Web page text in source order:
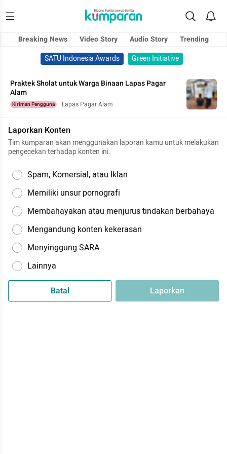
Breaking News Video Story Audio Story
Trending
SATU Indonesia Awards
Green Initiative
Praktek Sholat untuk Warga Binaan Lapas Pagar
Alam
Kiriman Pengguna Lapas Pagar Alam
Laporkan Konten
Tim kumparan akan menggunakan laporan kamu untuk melakukan
pengecekan terhadap konten ini.
Spam, Komersial, atau Iklan
Memiliki unsur pornografi
Membahayakan atau menjurus tindakan berbahaya
Mengandung konten kekerasan
Menyinggung SARA
Lainnya
Batal Laporkan